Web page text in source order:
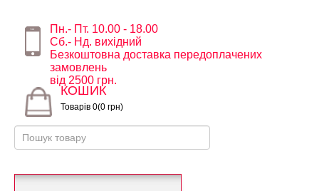
Пн.- Пт. 10.00 - 18.00
Сб.- Нд. вихідний
Безкоштовна доставка передоплачених
замовлень
від 2500 грн.
КОШИК
Товарів 0(0 грн)